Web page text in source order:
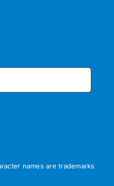
names are trademarks